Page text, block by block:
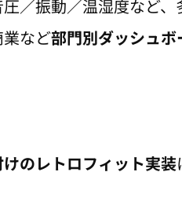
／振動／温湿度など、
など部門別ダッシュボ
のレトロフィット実装